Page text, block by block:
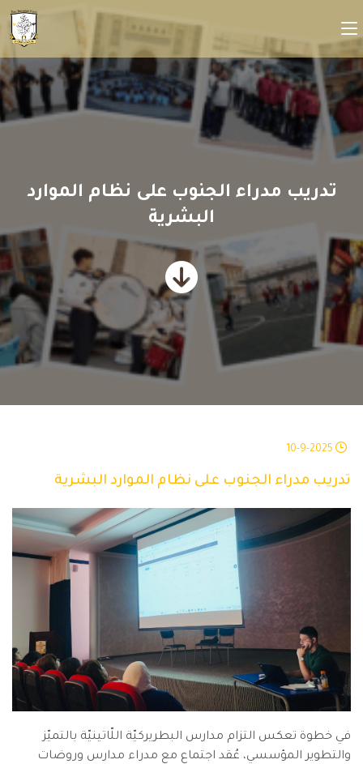
تدريب مدراء الجنوب على نظام الموارد
البشرية
تدريب مدراء الجنوب على نظام الموارد البشرية
في خطوة تعكس التزام مدارس البطريركيّة اللّاتينيّة بالتميّز
والتطوير المؤسسي، عُقد اجتماع مع مدراء مدارس وروضات